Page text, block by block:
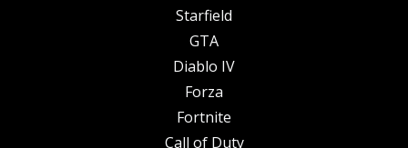
Starfield
GTA
Diablo IV
Forza
Fortnite
Call of Duty